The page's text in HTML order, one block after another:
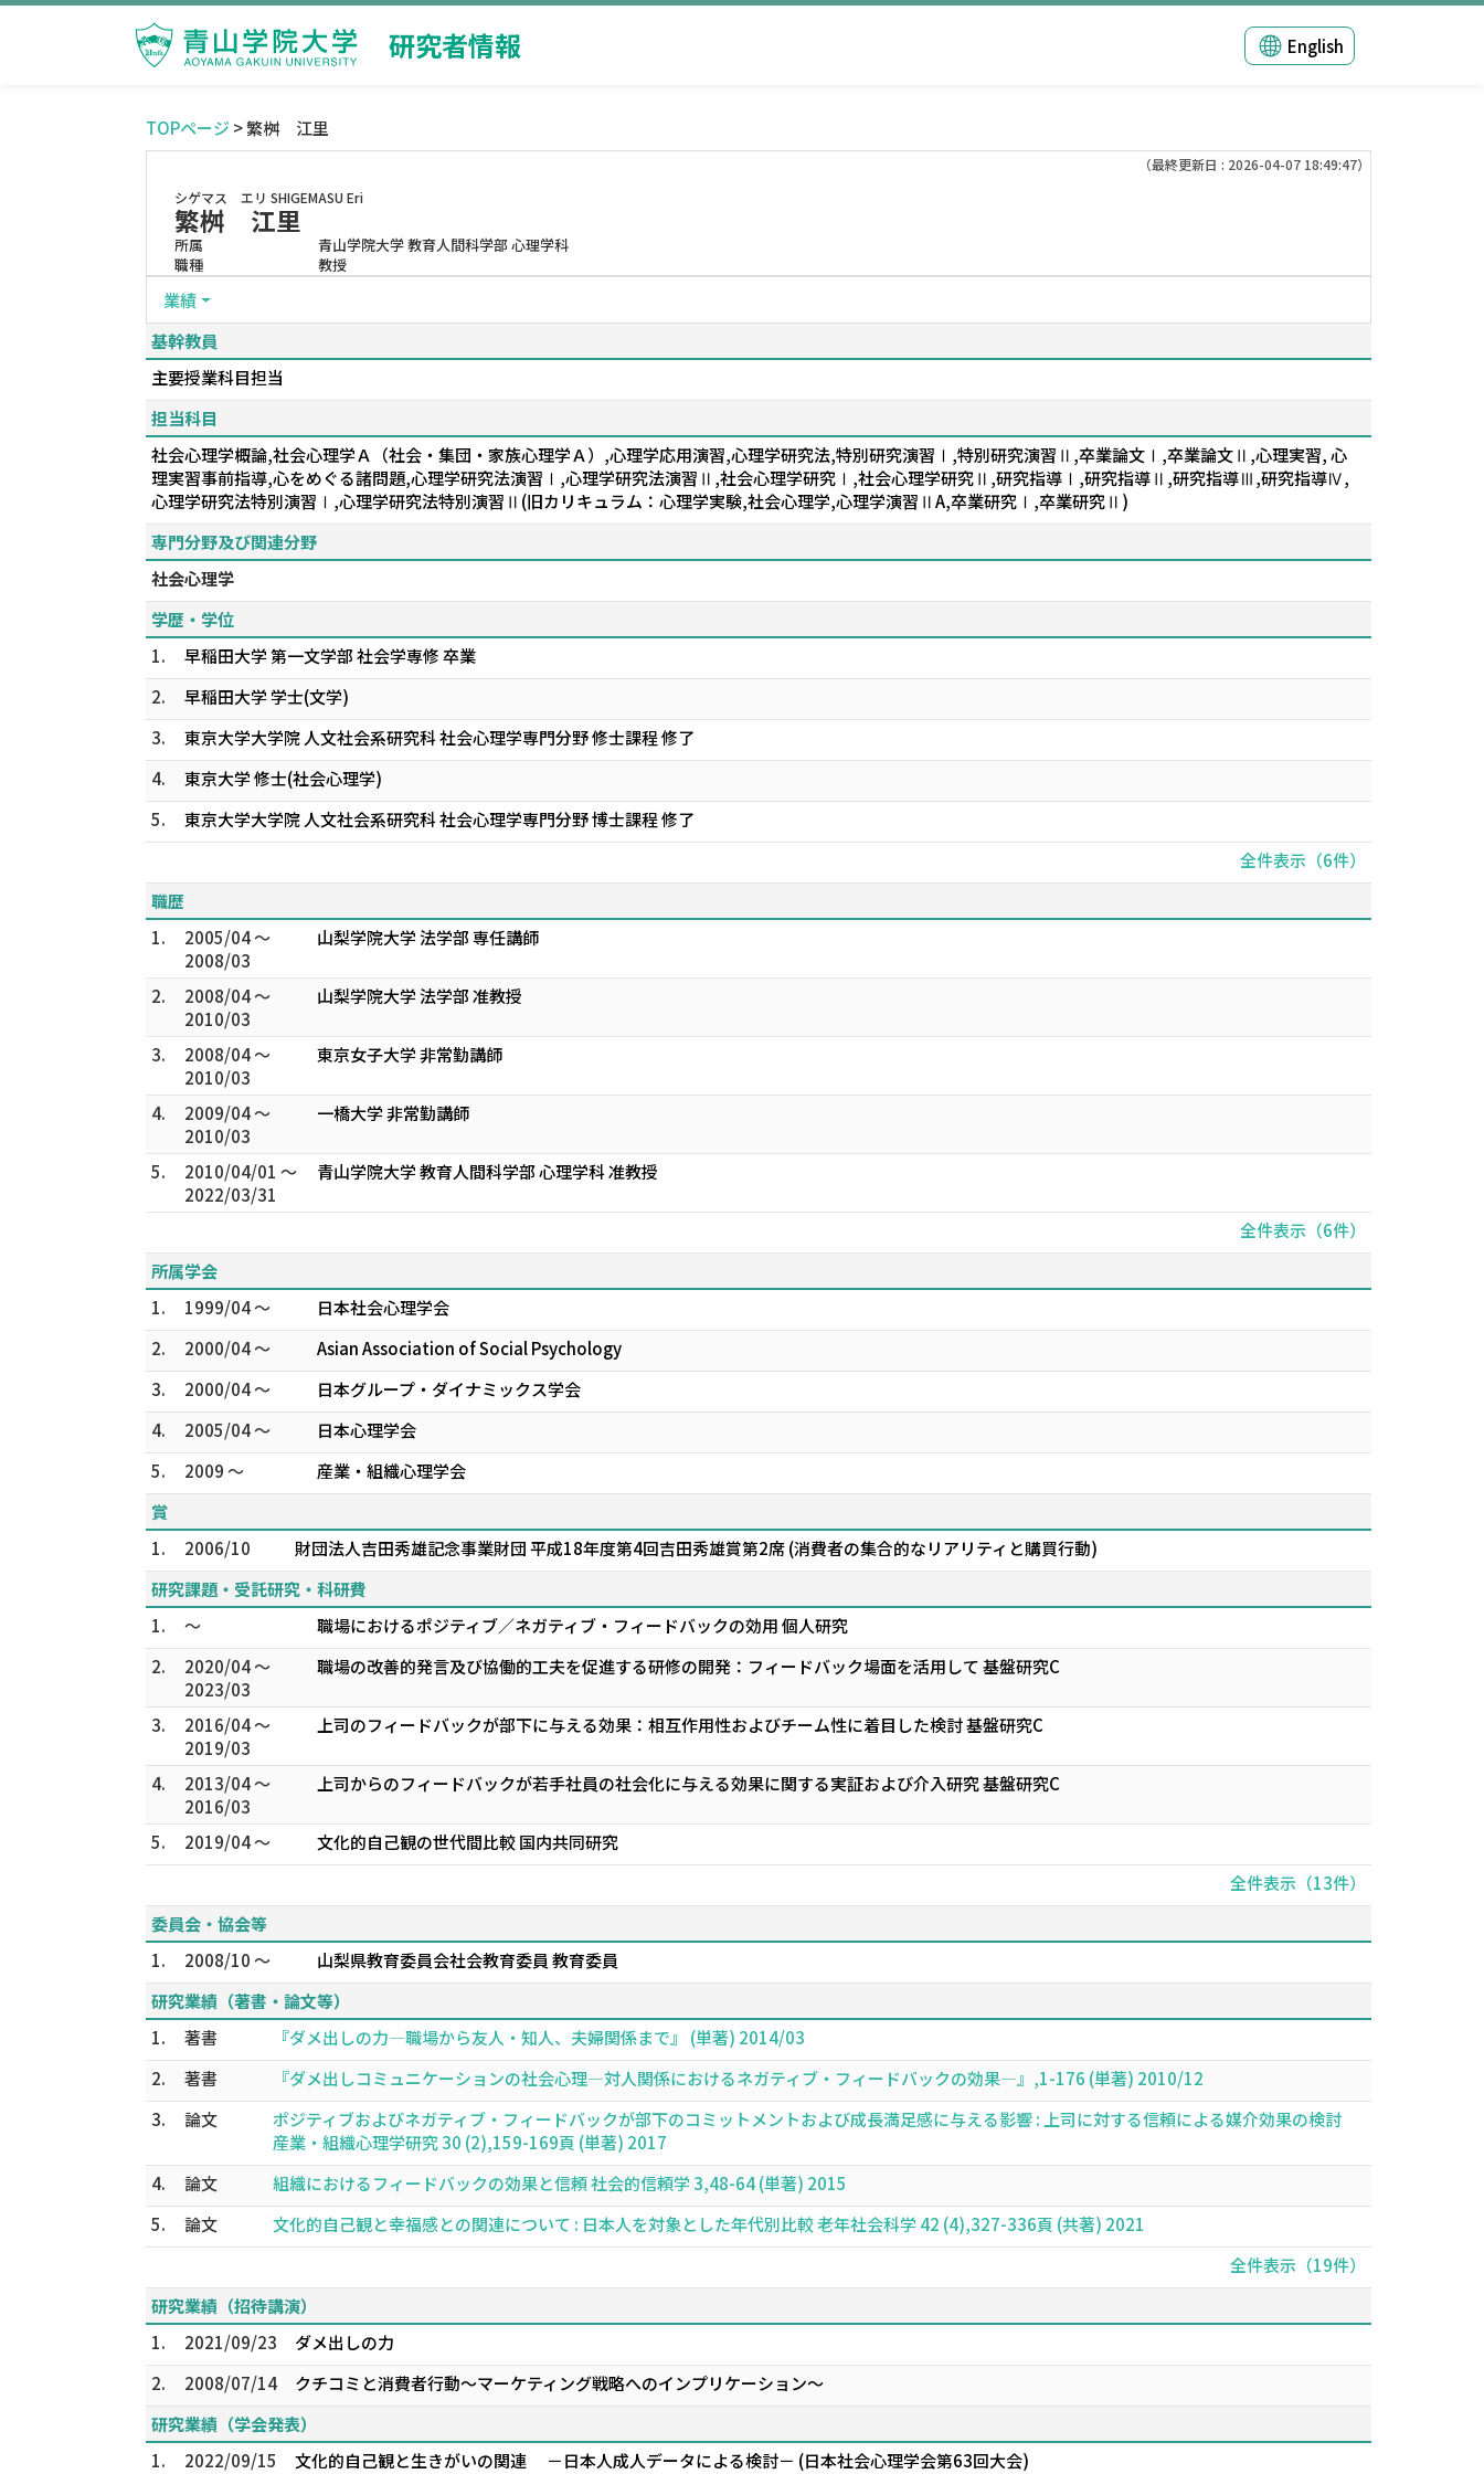
研究者情報 English
TOPページ > 繁桝 江里
（最終更新日 : 2026-04-07 18:49:47）
シゲマス エリ SHIGEMASU Eri
繁桝 江里
所属
青山学院大学 教育人間科学部 心理学科
職種
教授
業績
基幹教員
主要授業科目担当
担当科目
社会心理学概論,社会心理学Ａ（社会・集団・家族心理学Ａ）,心理学応用演習,心理学研究法,特別研究演習Ⅰ,特別研究演習Ⅱ,卒業論文Ⅰ,卒業論文Ⅱ,心理実習, 心
理実習事前指導,心をめぐる諸問題,心理学研究法演習Ⅰ,心理学研究法演習Ⅱ,社会心理学研究Ⅰ,社会心理学研究Ⅱ,研究指導Ⅰ,研究指導Ⅱ,研究指導Ⅲ,研究指導Ⅳ,
心理学研究法特別演習Ⅰ,心理学研究法特別演習Ⅱ(旧カリキュラム：心理学実験,社会心理学,心理学演習ⅡA,卒業研究Ⅰ,卒業研究Ⅱ)
専門分野及び関連分野
社会心理学
学歴・学位
1.
早稲田大学 第一文学部 社会学専修 卒業
2.
早稲田大学 学士(文学)
3.
東京大学大学院 人文社会系研究科 社会心理学専門分野 修士課程 修了
4.
東京大学 修士(社会心理学)
5.
東京大学大学院 人文社会系研究科 社会心理学専門分野 博士課程 修了
全件表示（6件）
職歴
1.
2005/04 ～
2008/03
山梨学院大学 法学部 専任講師
2.
2008/04 ～
2010/03
山梨学院大学 法学部 准教授
3.
2008/04 ～
2010/03
東京女子大学 非常勤講師
4.
2009/04 ～
2010/03
一橋大学 非常勤講師
5.
2010/04/01 ～
2022/03/31
青山学院大学 教育人間科学部 心理学科 准教授
全件表示（6件）
所属学会
1.
1999/04 ～
日本社会心理学会
2.
2000/04 ～
Asian Association of Social Psychology
3.
2000/04 ～
日本グループ・ダイナミックス学会
4.
2005/04 ～
日本心理学会
5.
2009 ～
産業・組織心理学会
賞
1.
2006/10
財団法人吉田秀雄記念事業財団 平成18年度第4回吉田秀雄賞第2席 (消費者の集合的なリアリティと購買行動)
研究課題・受託研究・科研費
1.
～
職場におけるポジティブ／ネガティブ・フィードバックの効用 個人研究
2.
2020/04 ～
2023/03
職場の改善的発言及び協働的工夫を促進する研修の開発：フィードバック場面を活用して 基盤研究C
3.
2016/04 ～
2019/03
上司のフィードバックが部下に与える効果：相互作用性およびチーム性に着目した検討 基盤研究C
4.
2013/04 ～
2016/03
上司からのフィードバックが若手社員の社会化に与える効果に関する実証および介入研究 基盤研究C
5. 2019/04 ～
文化的自己観の世代間比較 国内共同研究
全件表示（13件）
委員会・協会等
1.
2008/10 ～
山梨県教育委員会社会教育委員 教育委員
研究業績（著書・論文等）
1.
著書
『ダメ出しの力―職場から友人・知人、夫婦関係まで』 (単著) 2014/03
2.
著書
『ダメ出しコミュニケーションの社会心理―対人関係におけるネガティブ・フィードバックの効果―』,1-176 (単著) 2010/12
3.
論文
ポジティブおよびネガティブ・フィードバックが部下のコミットメントおよび成長満足感に与える影響 : 上司に対する信頼による媒介効果の検討
産業・組織心理学研究 30 (2),159-169頁 (単著) 2017
4.
論文
組織におけるフィードバックの効果と信頼 社会的信頼学 3,48-64 (単著) 2015
5.
論文
文化的自己観と幸福感との関連について : 日本人を対象とした年代別比較 老年社会科学 42 (4),327-336頁 (共著) 2021
全件表示（19件）
研究業績（招待講演）
1.
2021/09/23
ダメ出しの力
2.
2008/07/14
クチコミと消費者行動～マーケティング戦略へのインプリケーション～
研究業績（学会発表）
1.
2022/09/15 文化的自己観と生きがいの関連 －日本人成人データによる検討－ (日本社会心理学会第63回大会)